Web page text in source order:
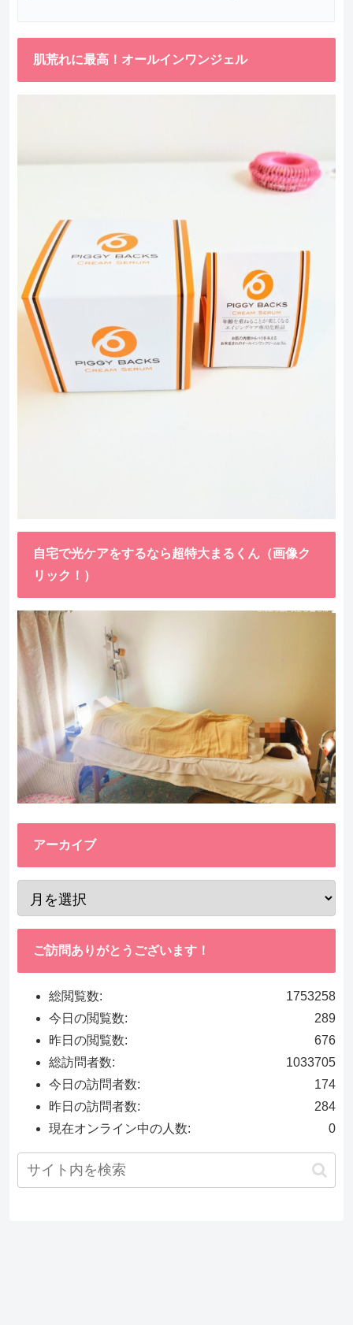
肌荒れに最高！オールインワンジェル
自宅で光ケアをするなら超特大まるくん（画像ク
リック！）
アーカイブ
ご訪問ありがとうございます！
1753258
総閲覧数:
289
今日の閲覧数:
676
昨日の閲覧数:
1033705
総訪問者数:
174
今日の訪問者数:
284
昨日の訪問者数:
0
現在オンライン中の人数: